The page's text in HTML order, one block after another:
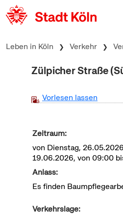
zum Inhalt springen
Leben in Köln Verkehr
Zülpicher Straße
Vorlesen lassen
Zeitraum:
von Dienstag,
19.06.2026, von 09:00
Anlass:
Es finden
Verkehrslage: